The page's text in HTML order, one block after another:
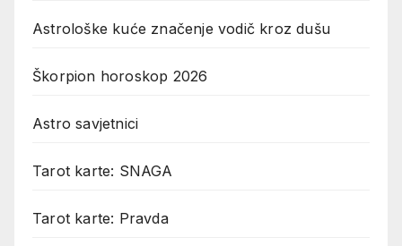
Astrološke kuće značenje vodič kroz dušu
Škorpion horoskop 2026
Astro savjetnici
Tarot karte: SNAGA
Tarot karte: Pravda